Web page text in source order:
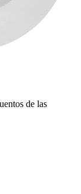
de las